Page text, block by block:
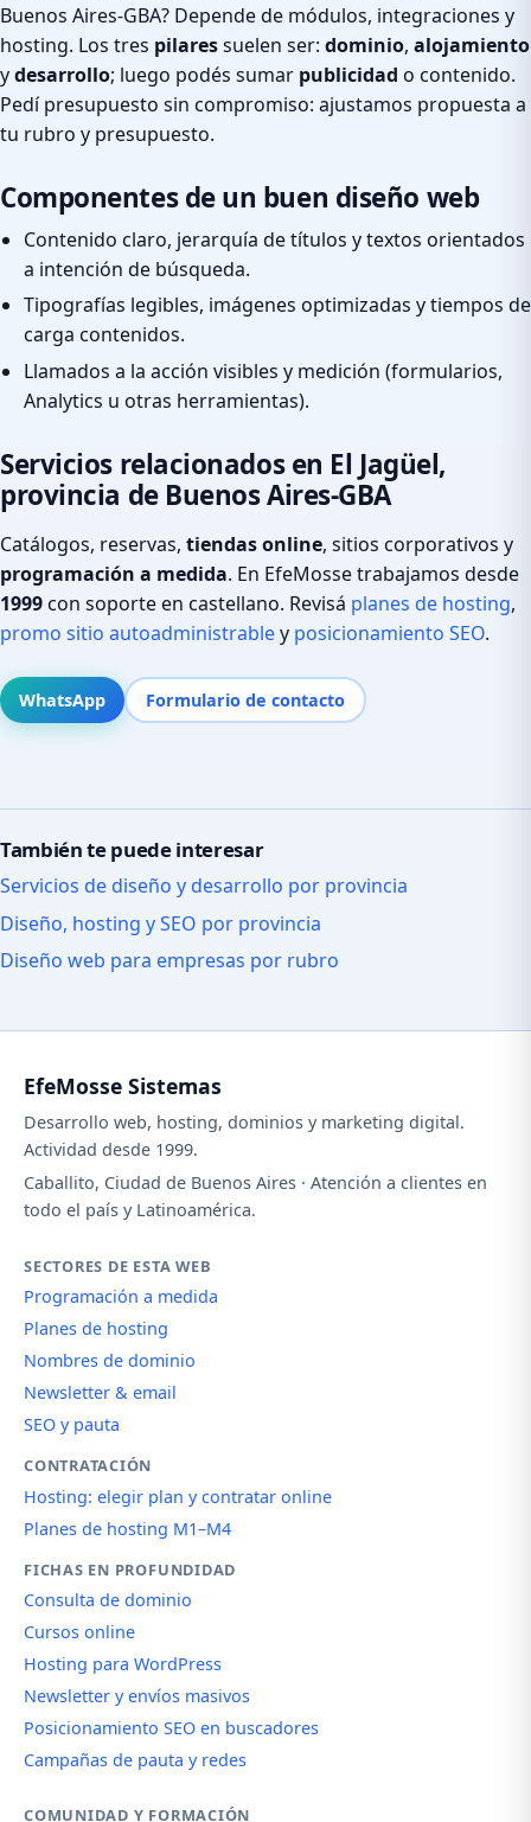
Buenos Aires-GBA? Depende de módulos, integraciones y
hosting. Los tres pilaressuelen ser: dominio, alojamiento
ydesarrollo; luego podés sumar publicidad o contenido.
Pedí presupuesto sin compromiso: ajustamos propuesta a
tu rubro y presupuesto.
Componentes de un buen diseño web
Contenido claro, jerarquía de títulos y textos orientados
a intención de búsqueda.
Tipografías legibles, imágenes optimizadas y tiempos de
carga contenidos.
Llamados a la acción visibles y medición (formularios,
Analytics u otras herramientas).
Servicios relacionados en El Jagüel,
provincia de Buenos Aires-GBA
Catálogos, reservas, tiendas online, sitios corporativos y
programación a medida. En EfeMosse trabajamos desde
1999con soporte en castellano. Revisá planes de hosting,
promo sitio autoadministrabley posicionamiento SEO.
WhatsApp Formulario de contacto
También te puede interesar
Servicios de diseño y desarrollo por provincia
Diseño, hosting y SEO por provincia
Diseño web para empresas por rubro
EfeMosse Sistemas
Desarrollo web, hosting, dominios y marketing digital.
Actividad desde 1999.
Caballito, Ciudad de Buenos Aires · Atención a clientes en
todo el país y Latinoamérica.
SECTORES DE ESTA WEB
Programación a medida
Planes de hosting
Nombres de dominio
Newsletter & email
SEO y pauta
CONTRATACIÓN
Hosting: elegir plan y contratar online
Planes de hosting M1–M4
FICHAS EN PROFUNDIDAD
Consulta de dominio
Cursos online
Hosting para WordPress
Newsletter y envíos masivos
Posicionamiento SEO en buscadores
Campañas de pauta y redes
COMUNIDAD Y FORMACIÓN